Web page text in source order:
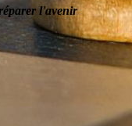
l'avenir